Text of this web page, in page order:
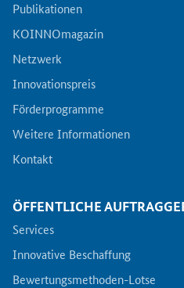
Publikationen
KOINNOmagazin
Netzwerk
Innovationspreis
Förderprogramme
Weitere Informationen
Kontakt
ÖFFENTLICHE
Services
Innovative Beschaffung
Bewertungsmethoden-Lotse